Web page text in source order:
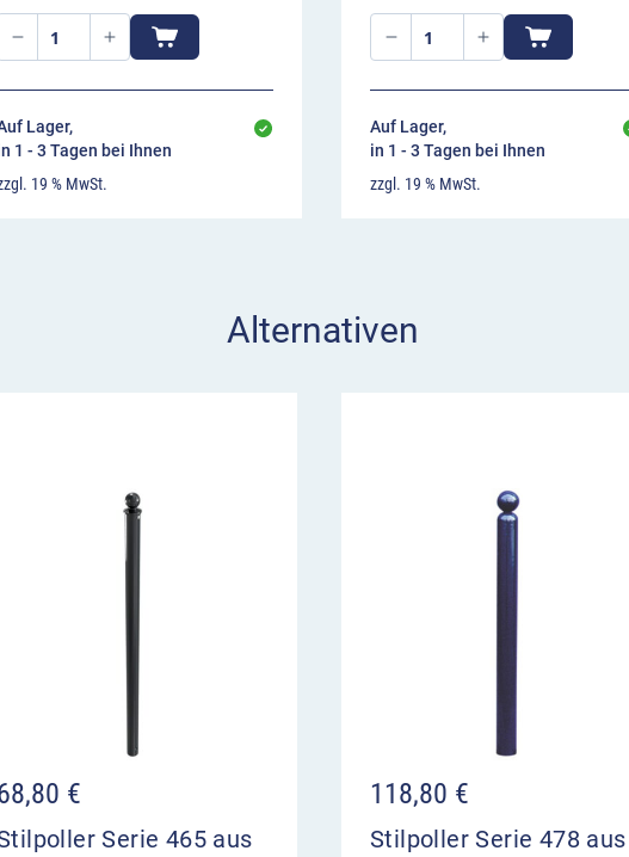
Lager,
1 - 3 Tagen bei Ihnen
19 % MwSt.
Auf Lager,
in 1 - 3 Tagen bei Ihnen
zzgl. 19 % MwSt.
Alternativen
€
Serie 465 aus
118,80 €
Stilpoller Serie 478 aus